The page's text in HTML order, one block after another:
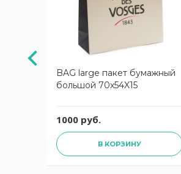
BAG large пакет бумажный
большой 70х54X15
1000 руб.
В КОРЗИНУ